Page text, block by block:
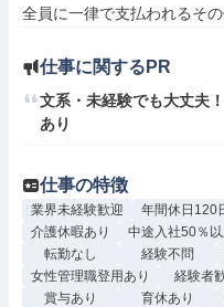
仕事に関するPR
文系・未経験でも大丈夫
あり
仕事の特徴
業界未経験歓迎 年間休日120
介護休暇あり
中途入社50％
転勤なし
経験不問
女性管理職登用あり
経験者
賞与あり
育休あり